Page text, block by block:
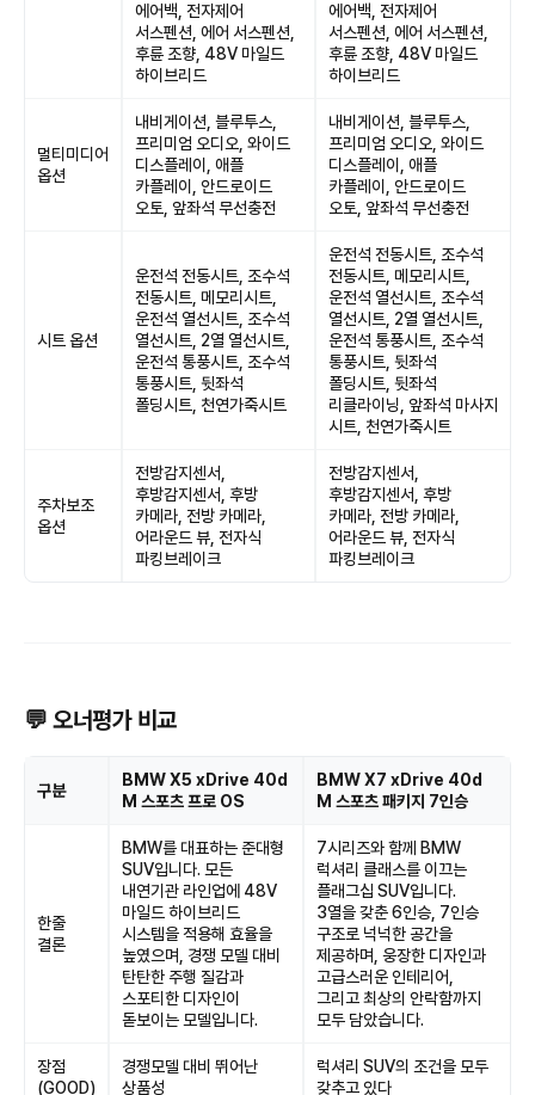
에어백, 전자제어
서스펜션, 에어 서스펜션,
후륜 조향, 48V 마일드
하이브리드
에어백, 전자제어
서스펜션, 에어 서스펜션,
후륜 조향, 48V 마일드
하이브리드
멀티미디어
옵션
내비게이션, 블루투스,
프리미엄 오디오, 와이드
디스플레이, 애플
카플레이, 안드로이드
오토, 앞좌석 무선충전
내비게이션, 블루투스,
프리미엄 오디오, 와이드
디스플레이, 애플
카플레이, 안드로이드
오토, 앞좌석 무선충전
시트 옵션
운전석 전동시트, 조수석
전동시트, 메모리시트,
운전석 열선시트, 조수석
열선시트, 2열 열선시트,
운전석 통풍시트, 조수석
통풍시트, 뒷좌석
폴딩시트, 천연가죽시트
운전석 전동시트, 조수석
전동시트, 메모리시트,
운전석 열선시트, 조수석
열선시트, 2열 열선시트,
운전석 통풍시트, 조수석
통풍시트, 뒷좌석
폴딩시트, 뒷좌석
리클라이닝, 앞좌석 마사지
시트, 천연가죽시트
주차보조
옵션
전방감지센서,
후방감지센서, 후방
카메라, 전방 카메라,
어라운드 뷰, 전자식
파킹브레이크
전방감지센서,
후방감지센서, 후방
카메라, 전방 카메라,
어라운드 뷰, 전자식
파킹브레이크
💬 오너평가 비교
구분
BMW X5 xDrive 40d
M 스포츠 프로 OS
BMW X7 xDrive 40d
M 스포츠 패키지 7인승
한줄
결론
BMW를 대표하는 준대형
SUV입니다. 모든
내연기관 라인업에 48V
마일드 하이브리드
시스템을 적용해 효율을
높였으며, 경쟁 모델 대비
탄탄한 주행 질감과
스포티한 디자인이
돋보이는 모델입니다.
7시리즈와 함께 BMW
럭셔리 클래스를 이끄는
플래그십 SUV입니다.
3열을 갖춘 6인승, 7인승
구조로 넉넉한 공간을
제공하며, 웅장한 디자인과
고급스러운 인테리어,
그리고 최상의 안락함까지
모두 담았습니다.
장점
(GOOD)
경쟁모델 대비 뛰어난
상품성
럭셔리 SUV의 조건을 모두
갖추고 있다